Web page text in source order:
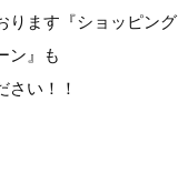
ります『ショッピン
ン』も
さい！！